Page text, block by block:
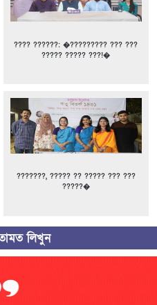
???? ??????: �????????? ??? ???
????? ????? ???!�
???????, ????? ?? ????? ??? ???
?????�
লিখুন